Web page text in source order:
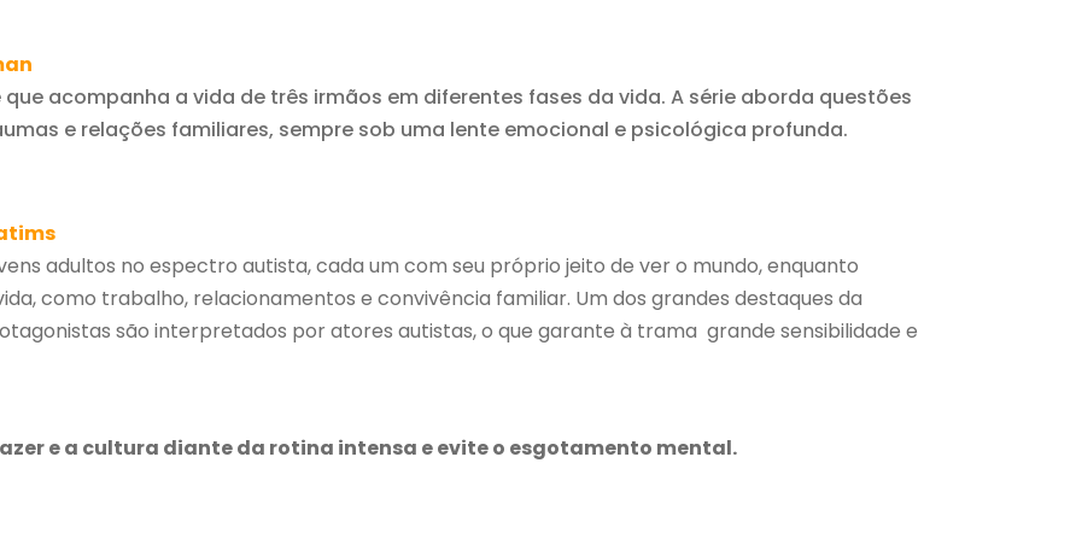
acompanha a vida de três irmãos em diferentes fases da vida. A série aborda questões
e relações familiares, sempre sob uma lente emocional e psicológica profunda.
adultos no espectro autista, cada um com seu próprio jeito de ver o mundo, enquanto
como trabalho, relacionamentos e convivência familiar. Um dos grandes destaques da
são interpretados por atores autistas, o que garante à trama grande sensibilidade e
e a cultura diante da rotina intensa e evite o esgotamento mental.